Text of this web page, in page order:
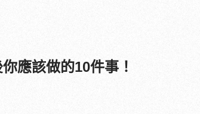
應該做的10件事！